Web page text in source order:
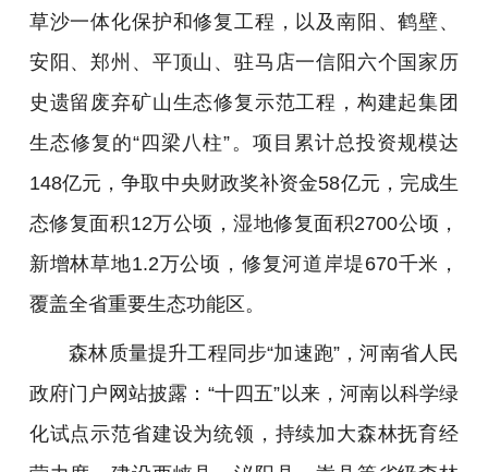
草沙一体化保护和修复工程，以及南阳、鹤壁、
安阳、郑州、平顶山、驻马店一信阳六个国家历
史遗留废弃矿山生态修复示范工程，构建起集团
生态修复的“四梁八柱”。项目累计总投资规模达
148亿元，争取中央财政奖补资金58亿元，完成生
态修复面积12万公顷，湿地修复面积2700公顷，
新增林草地1.2万公顷，修复河道岸堤670千米，
覆盖全省重要生态功能区。
森林质量提升工程同步“加速跑”，河南省人民
政府门户网站披露：“十四五”以来，河南以科学绿
化试点示范省建设为统领，持续加大森林抚育经